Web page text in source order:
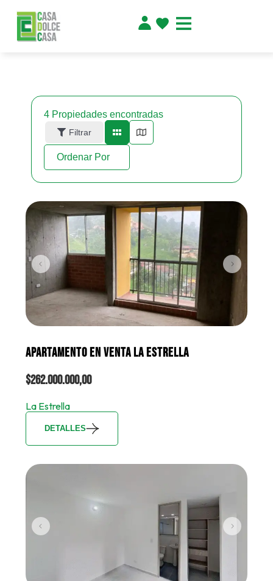
4 Propiedades encontradas
Filtrar
Ordenar Por
APARTAMENTO EN VENTA LA ESTRELLA
$262.000.000,00
La Estrella
DETALLES